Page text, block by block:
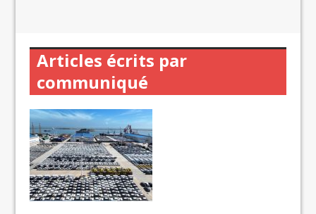
Articles écrits par
communiqué